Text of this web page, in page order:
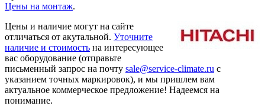
Цены на монтаж.
Цены и наличие могут на сайте
отличаться от акутальной. Уточните
наличие и стоимость на интересующее
вас оборудование (отправьте
письменный запрос на почту sale@service-climate.ru с
указанием точных маркировок), и мы пришлем вам
актуальное коммерческое предложение! Надеемся на
понимание.